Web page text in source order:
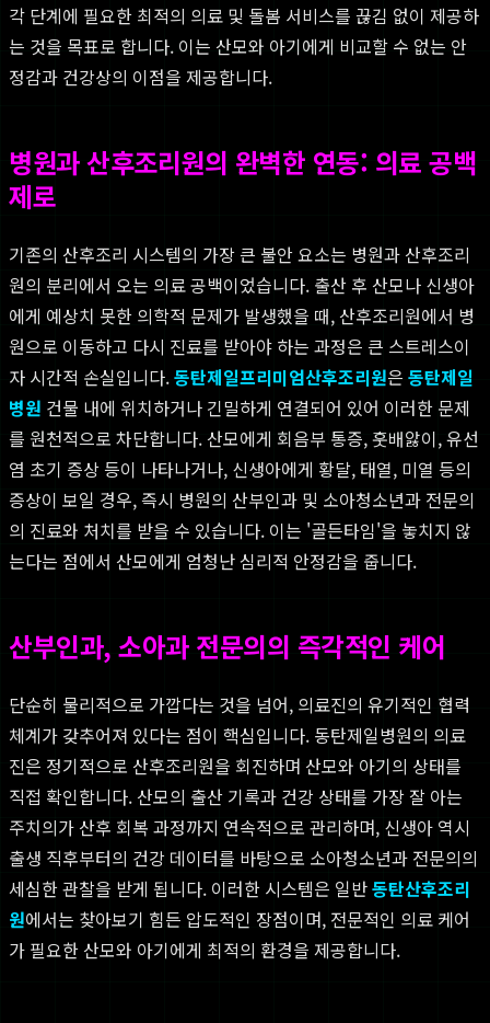
각 단계에 필요한 최적의 의료 및 돌봄 서비스를 끊김 없이 제공하
는 것을 목표로 합니다. 이는 산모와 아기에게 비교할 수 없는 안
정감과 건강상의 이점을 제공합니다.
병원과 산후조리원의 완벽한 연동: 의료 공백
제로
기존의 산후조리 시스템의 가장 큰 불안 요소는 병원과 산후조리
원의 분리에서 오는 의료 공백이었습니다. 출산 후 산모나 신생아
에게 예상치 못한 의학적 문제가 발생했을 때, 산후조리원에서 병
원으로 이동하고 다시 진료를 받아야 하는 과정은 큰 스트레스이
자 시간적 손실입니다.동탄제일프리미엄산후조리원은 동탄제일
병원 건물 내에 위치하거나 긴밀하게 연결되어 있어 이러한 문제
를 원천적으로 차단합니다. 산모에게 회음부 통증, 훗배앓이, 유선
염 초기 증상 등이 나타나거나, 신생아에게 황달, 태열, 미열 등의
증상이 보일 경우, 즉시 병원의 산부인과 및 소아청소년과 전문의
의 진료와 처치를 받을 수 있습니다. 이는 '골든타임'을 놓치지 않
는다는 점에서 산모에게 엄청난 심리적 안정감을 줍니다.
산부인과, 소아과 전문의의 즉각적인 케어
단순히 물리적으로 가깝다는 것을 넘어, 의료진의 유기적인 협력
체계가 갖추어져 있다는 점이 핵심입니다. 동탄제일병원의 의료
진은 정기적으로 산후조리원을 회진하며 산모와 아기의 상태를
직접 확인합니다. 산모의 출산 기록과 건강 상태를 가장 잘 아는
주치의가 산후 회복 과정까지 연속적으로 관리하며, 신생아 역시
출생 직후부터의 건강 데이터를 바탕으로 소아청소년과 전문의의
세심한 관찰을 받게 됩니다. 이러한 시스템은 일반동탄산후조리
원에서는 찾아보기 힘든 압도적인 장점이며, 전문적인 의료 케어
가 필요한 산모와 아기에게 최적의 환경을 제공합니다.